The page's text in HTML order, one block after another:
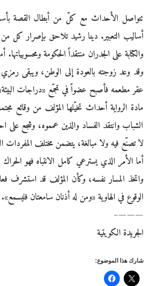
تتواصل الأحداث مع كلّ من أبطال القصة
أساليب التعبير. دينا رشيد تلاحق بإصرار كل
والكتابة على الجدران منتقداً الحكومة
وقد وعد زوجته بالعودة إلى الوطن، ويبقى
عقر مطعمه فأصبح عضواً في تجمّع «دراجات
مادة الرواية أحداث تخيّلها المؤلف من وقائع
الشباب وانتقد الفساد والذين عمموه، وشجع
لا تصنّع فيه ولا مبالغة، يتضمن مختلف المفردات
أما الأمر الذي يسترعي كامل الانتباه فهو
واتخذ المسار نفسه، وكأن المؤلف قد
الوقوع في الهاوية «ومن له أذنان سامعتان فليسمع».
———–
الجريدة الكويتية
شارك هذا الموضوع: